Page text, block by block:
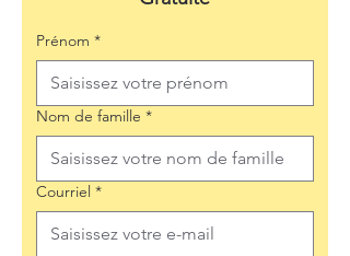
Prénom *
Nom de famille *
Courriel *